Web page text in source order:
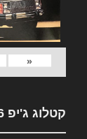
«
קטלוג ג'יפ 1986